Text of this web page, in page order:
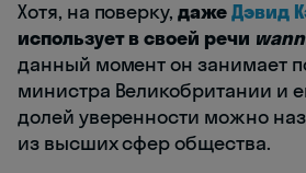
Хотя, на поверку,дажеДэвид
использует в своей речи
данный момент он занимает
министра Великобритании и
долей уверенности можно
из высших сфер общества.